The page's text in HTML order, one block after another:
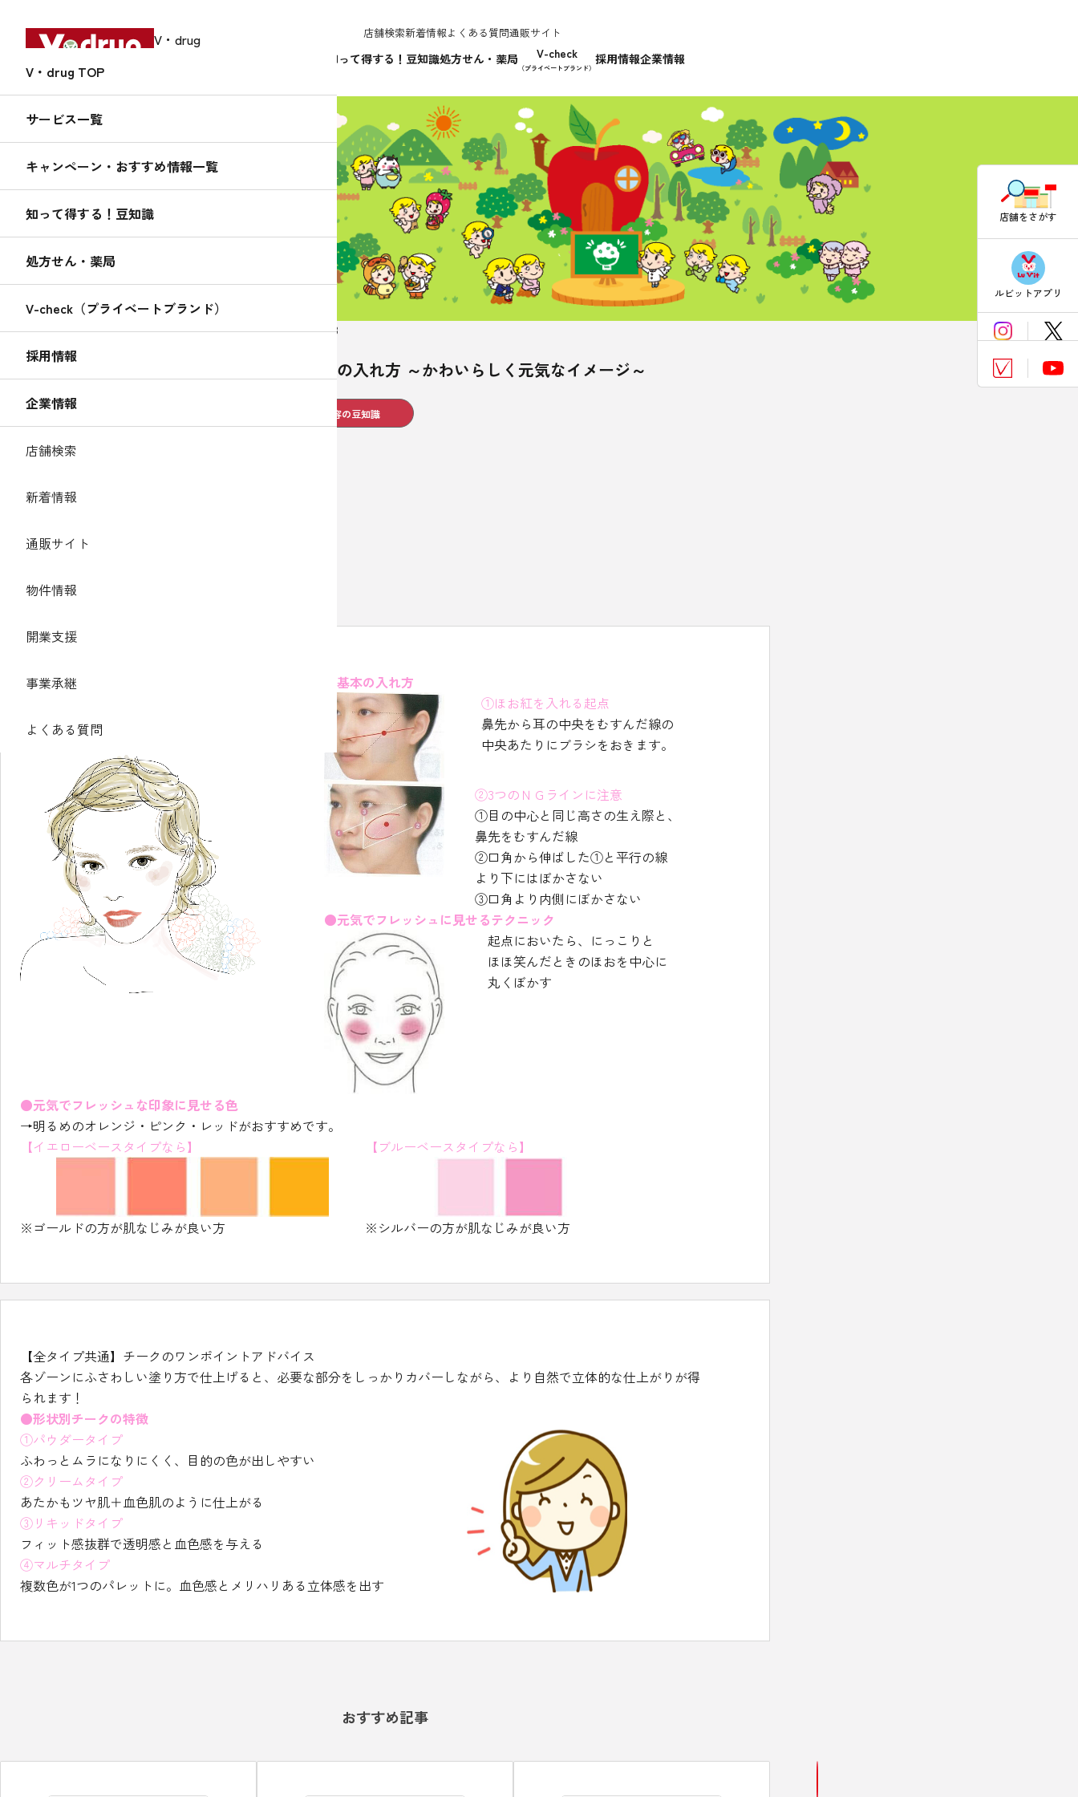
V・drug
店舗検索新着情報よくある質問通販サイト
知って得する！豆知識処方せん・薬局 V-check
（プライベートブランド）
採用情報企業情報
V・drug TOP
サービス一覧
キャンペーン・おすすめ情報一覧
知って得する！豆知識
処方せん・薬局
V-check（プライベートブランド）
採用情報
企業情報
店舗検索
新着情報
通販サイト
物件情報
開業支援
事業承継
よくある質問
知って得する！
くすりんの
豆知識
2019.03.13
チークの入れ方 ～かわいらしく元気なイメージ～
美容の豆知識
●フレッシュタイプ
□ かわいらしく、活発な印象
●基本の入れ方
①ほお紅を入れる起点
鼻先から耳の中央をむすんだ線の
中央あたりにブラシをおきます。
②3つのＮＧラインに注意
①目の中心と同じ高さの生え際と、
鼻先をむすんだ線
②口角から伸ばした①と平行の線
より下にはぼかさない
③口角より内側にぼかさない
●元気でフレッシュに見せるテクニック
起点においたら、にっこりと
ほほ笑んだときのほおを中心に
丸くぼかす
●元気でフレッシュな印象に見せる色
→明るめのオレンジ・ピンク・レッドがおすすめです。
【イエローベースタイプなら】
※ゴールドの方が肌なじみが良い方
【ブルーベースタイプなら】
※シルバーの方が肌なじみが良い方
【全タイプ共通】チークのワンポイントアドバイス
各ゾーンにふさわしい塗り方で仕上げると、必要な部分をしっかりカバーしながら、より自然で立体的な仕上がりが得
られます！
●形状別チークの特徴
①パウダータイプ
ふわっとムラになりにくく、目的の色が出しやすい
②クリームタイプ
あたかもツヤ肌＋血色肌のように仕上がる
③リキッドタイプ
フィット感抜群で透明感と血色感を与える
④マルチタイプ
複数色が1つのパレットに。血色感とメリハリある立体感を出す
おすすめ記事
店舗をさがす
ルビットアプリ